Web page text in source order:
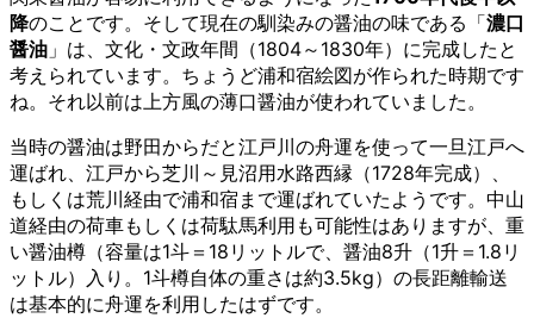
降のことです。そして現在の馴染みの醤油の味である「濃口
醤油 」は、文化・文政年間（1804～1830年）に完成したと
考えられています。ちょうど浦和宿絵図が作られた時期です
ね。それ以前は上方風の薄口醤油が使われていました。
当時の醤油は野田からだと江戸川の舟運を使って一旦江戸へ
運ばれ、江戸から芝川～見沼用水路西縁（1728年完成）、
もしくは荒川経由で浦和宿まで運ばれていたようです。中山
道経由の荷車もしくは荷駄馬利用も可能性はありますが、重
い醤油樽（容量は1斗＝18リットルで、醤油8升（1升＝1.8リ
ットル）入り。1斗樽自体の重さは約3.5kg）の長距離輸送
は基本的に舟運を利用したはずです。